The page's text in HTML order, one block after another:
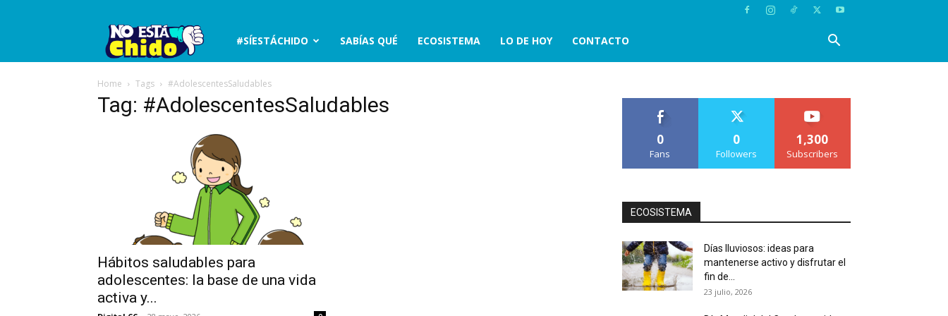
No
está
#SÍESTÁCHIDO SABÍAS QUÉ ECOSISTEMA LO DE HOY CONTACTO
Home Tags #AdolescentesSaludables
Tag: #AdolescentesSaludables
Hábitos saludables para
adolescentes: la base de una vida
activa y...
0
Fans
0
Followers
1,300
Subscribers
ECOSISTEMA
Días lluviosos: ideas para
mantenerse activo y disfrutar el
fin de...
23 julio, 2026